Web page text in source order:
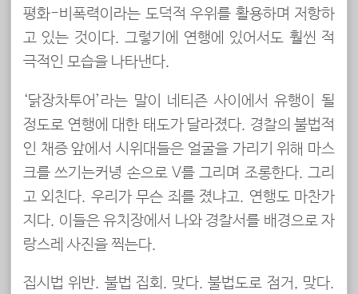
평화-비폭력이라는 도덕적 우위를 활용하며 저항하
고 있는 것이다. 그렇기에 연행에 있어서도 훨씬 적
극적인 모습을 나타낸다.
‘닭장차투어’라는 말이 네티즌 사이에서 유행이 될
정도로 연행에 대한 태도가 달라졌다. 경찰의 불법적
인 채증 앞에서 시위대들은 얼굴을 가리기 위해 마스
크를 쓰기는커녕 손으로 V를 그리며 조롱한다. 그리
고 외친다. 우리가 무슨 죄를 졌냐고. 연행도 마찬가
지다. 이들은 유치장에서 나와 경찰서를 배경으로 자
랑스레 사진을 찍는다.
집시법 위반. 불법 집회. 맞다. 불법도로 점거, 맞다.